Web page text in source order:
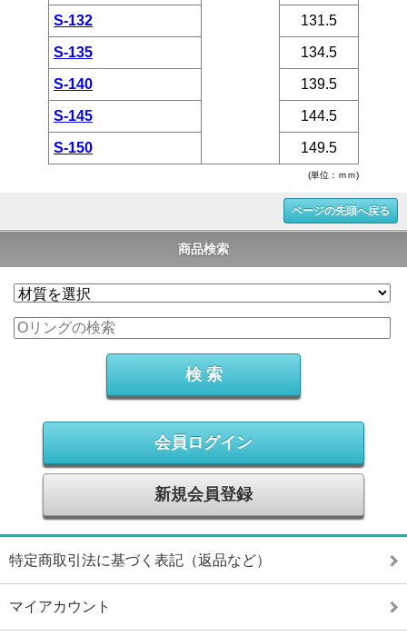
(単位：ｍｍ)
S-132 131.5
S-135 134.5
S-140 139.5
S-145 144.5
S-150 149.5
ページの先頭へ戻る
商品検索
会員ログイン
新規会員登録
特定商取引法に基づく表記（返品など）
マイアカウント